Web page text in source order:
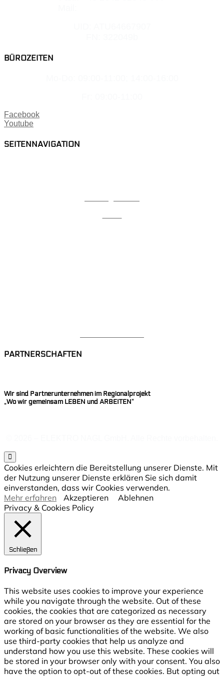
BÜROZEITEN
Facebook
Youtube
SEITENNAVIGATION
PARTNERSCHAFTEN
Wir sind Partnerunternehmen im Regionalprojekt
„Wo wir gemeinsam LEBEN und ARBEITEN“
Cookies erleichtern die Bereitstellung unserer Dienste. Mit
der Nutzung unserer Dienste erklären Sie sich damit
einverstanden, dass wir Cookies verwenden.
Mehr erfahren
Akzeptieren
Ablehnen
Privacy & Cookies Policy
Schließen
Privacy Overview
This website uses cookies to improve your experience
while you navigate through the website. Out of these
cookies, the cookies that are categorized as necessary
are stored on your browser as they are essential for the
working of basic functionalities of the website. We also
use third-party cookies that help us analyze and
understand how you use this website. These cookies will
be stored in your browser only with your consent. You also
have the option to opt-out of these cookies. But opting out